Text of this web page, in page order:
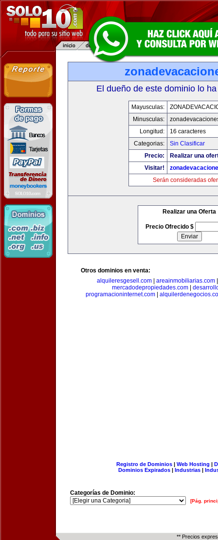
El dueño de este dominio lo
Mayusculas:
Minusculas:
Longitud:
16 caracteres
Categorias:
Sin Clasificar
Precio:
Realizar una
Visitar!
Serán consideradas
Realizar una Oferta
Precio Ofrecido $
Otros dominios en venta:
alquileresgesell.com
areainmobiliarias.com
mercadodepropiedades.com
programacioninternet.com|
Registro de Dominios| Web Hosting |
Dominios Expirados | Industrias |
Categorías de Dominio:
[Pág.
** Precios